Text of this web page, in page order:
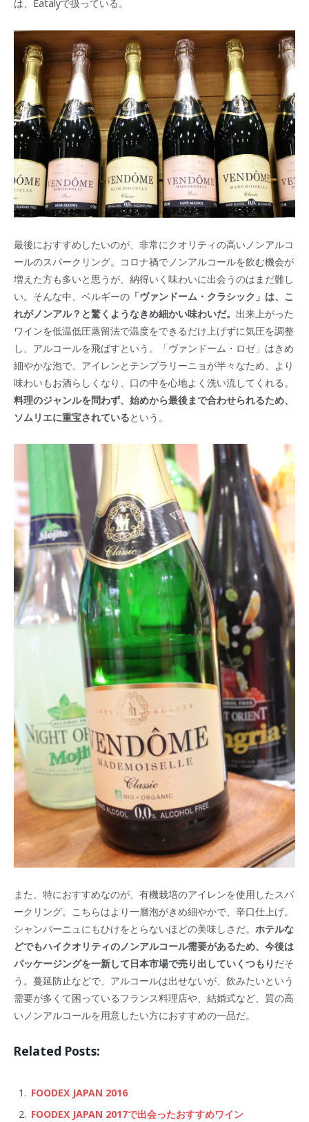
は、Eatalyで扱っている。
最後におすすめしたいのが、非常にクオリティの高いノンアルコ
ールのスパークリング。コロナ禍でノンアルコールを飲む機会が
増えた方も多いと思うが、納得いく味わいに出会うのはまだ難し
い。そんな中、ベルギーの 「ヴァンドーム・クラシック」は、こ
れがノンアル？と驚くようなきめ細かい味わいだ。 出来上がった
ワインを低温低圧蒸留法で温度をできるだけ上げずに気圧を調整
し、アルコールを飛ばすという。「ヴァンドーム・ロゼ」はきめ
細やかな泡で、アイレンとテンプラリーニョが半々なため、より
味わいもお酒らしくなり、口の中を心地よく洗い流してくれる。
料理のジャンルを問わず、始めから最後まで合わせられるため、
ソムリエに重宝されているという。
また、特におすすめなのが、有機栽培のアイレンを使用したスパ
ークリング。こちらはより一層泡がきめ細やかで、辛口仕上げ。
シャンパーニュにもひけをとらないほどの美味しさだ。 ホテルな
どでもハイクオリティのノンアルコール需要があるため、今後は
パッケージングを一新して日本市場で売り出していくつもり だそ
う。蔓延防止などで、アルコールは出せないが、飲みたいという
需要が多くて困っているフランス料理店や、結婚式など、質の高
いノンアルコールを用意したい方におすすめの一品だ。
Related Posts:
FOODEX JAPAN 2016
FOODEX JAPAN 2017で出会ったおすすめワイン